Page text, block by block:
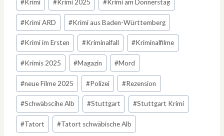
#Krimi #Krimi 2025 #Krimi am Donnerstag
#Krimi ARD #Krimi aus Baden-Württemberg
#Krimi im Ersten #Kriminalfall #Kriminalfilme
#Krimis 2025 #Magazin #Mord
#neue Filme 2025 #Polizei #Rezension
#Schwäbscihe Alb #Stuttgart #Stuttgart Krimi
#Tatort #Tatort schwäbische Alb